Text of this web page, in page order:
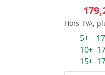
Hors TVA,
5+
10+
15+